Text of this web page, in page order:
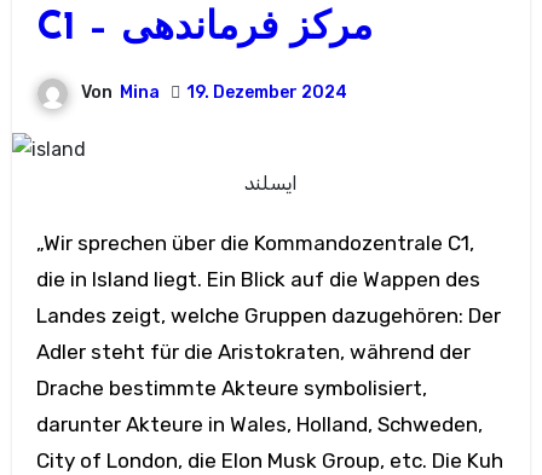
C1 – مرکز فرماندهی
Von Mina 19. Dezember 2024
ایسلند
„Wir sprechen über die Kommandozentrale C1,
die in Island liegt. Ein Blick auf die Wappen des
Landes zeigt, welche Gruppen dazugehören: Der
Adler steht für die Aristokraten, während der
Drache bestimmte Akteure symbolisiert,
darunter Akteure in Wales, Holland, Schweden,
City of London, die Elon Musk Group, etc. Die Kuh